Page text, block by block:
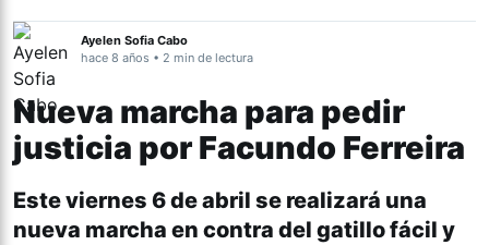
Ayelen Sofia Cabo
hace 8 años • 2 min de lectura
Nueva marcha para pedir
justicia por Facundo Ferreira
Este viernes 6 de abril se realizará una
nueva marcha en contra del gatillo fácil y